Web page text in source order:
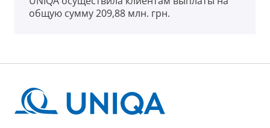
общую сумму 209,88 млн. грн.